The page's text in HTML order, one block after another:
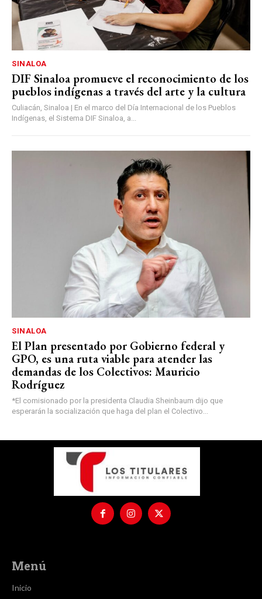
SINALOA
DIF Sinaloa promueve el reconocimiento de los
pueblos indígenas a través del arte y la cultura
Culiacán, Sinaloa | En el marco del Día Internacional de los Pueblos
Indígenas, el Sistema DIF Sinaloa, a...
SINALOA
El Plan presentado por Gobierno federal y
GPO, es una ruta viable para atender las
demandas de los Colectivos: Mauricio
Rodríguez
*El comisionado por la presidenta Claudia Sheinbaum dijo que
esperarán la socialización que haga del plan el Colectivo...
Menú
Inicio